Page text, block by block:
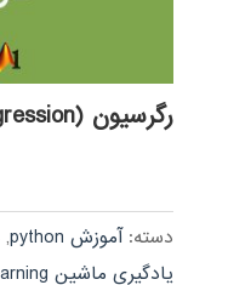
رگرسیون (regression) در پایتون
دسته:آموزش python ,
یادگیری ماشین machine learning